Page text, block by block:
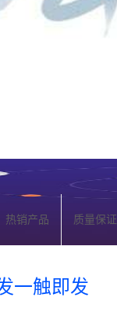
热销产品 质量保证
一触即发